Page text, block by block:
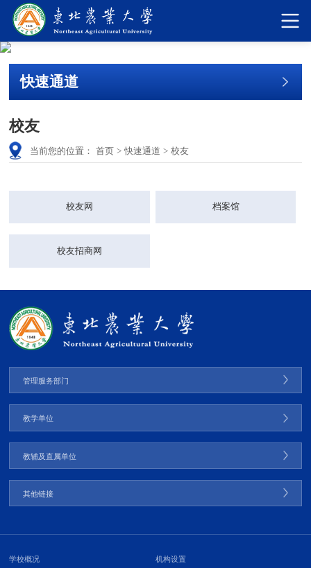
快速通道
校友
当前您的位置： 首页 > 快速通道 > 校友
校友网 档案馆
校友招商网
管理服务部门
教学单位
教辅及直属单位
其他链接
学校概况 机构设置